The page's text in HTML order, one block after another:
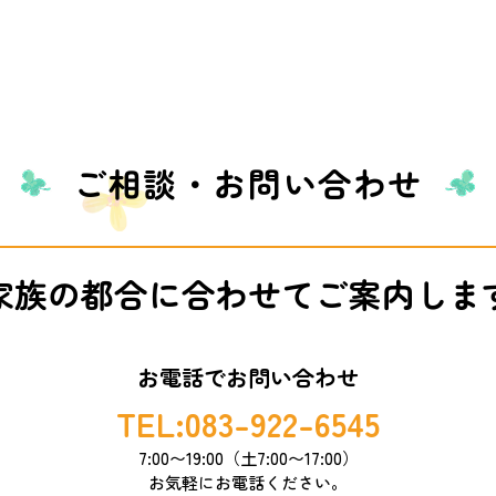
ご相談・お問い合わせ
族の都合に合わせて ご案内しま
お電話でお問い合わせ
TEL:083-922-6545
7:00〜19:00（土7:00〜17:00）
お気軽にお電話ください。